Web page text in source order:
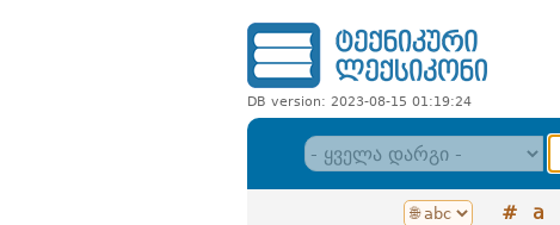
DB version: 2023-08-15 01:19:24
# a